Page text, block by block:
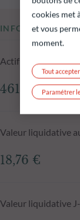
INFORMATIONS
Actif net du fonds
461,73 M€
Valeur liquidative
18,76 €
Valeur liquidative
cookies met
et vous
moment.
Tout accepter
Paramétrer